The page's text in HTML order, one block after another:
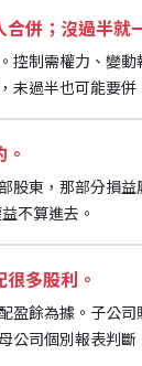
併；沒過半就
控制需權力、變
過半也可能要
股東，那部分損
不算進去。
多股利。
餘為據。子公
公司個別報表判斷